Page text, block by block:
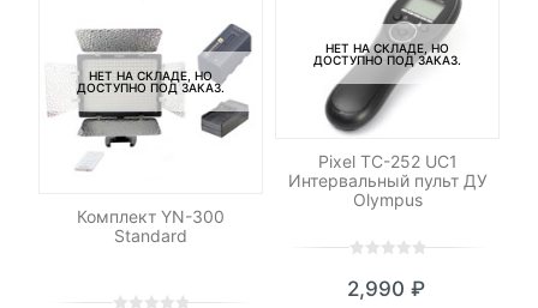
НЕТ НА СКЛАДЕ, НО
ДОСТУПНО ПОД ЗАКАЗ.
Комплект YN-300
Standard
НЕТ НА СКЛАДЕ, НО
ДОСТУПНО ПОД ЗАКАЗ.
Pixel TC-252 UC1
Интервальный пульт ДУ
Olympus
out
2,990 ₽